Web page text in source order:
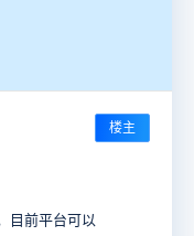
楼主
目前平台可以